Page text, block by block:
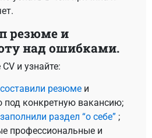
резюме и
над ошибками.
и узнайте:
составили резюмеи
под конкретную вакансию;
заполнили раздел “о себе” ;
профессиональные и